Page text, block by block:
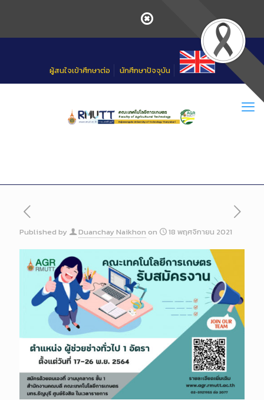
ผู้สนใจเข้าศึกษาต่อ นักศึกษาปัจจุบัน
Published by Duanchay Naikhon on 18 พฤศจิกายน 2021